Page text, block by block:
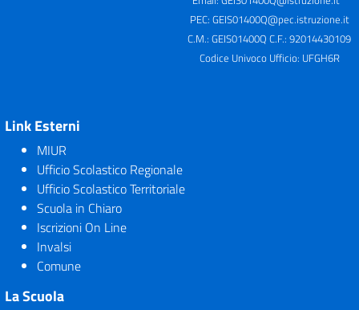
PEC: GEIS01400Q@pec.istruzione.it
C.M.: GEIS01400Q C.F.: 92014430109
Codice Univoco Ufficio: UFGH6R
Link Esterni
MIUR
Ufficio Scolastico Regionale
Ufficio Scolastico Territoriale
Scuola in Chiaro
Iscrizioni On Line
Invalsi
Comune
La Scuola